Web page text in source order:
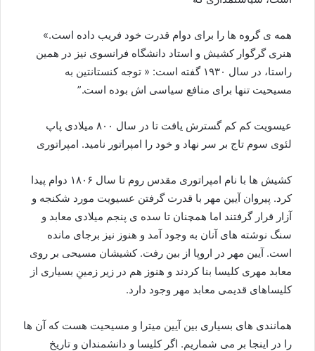
همه ی گروه ها را برای دوام قدرت خود فریب داده است.»
هنری گرگوار کشیش و استاد دانشگاه فرانسوی نیز در همین
راستا، در سال ۱۹۳۰ گفته است: « توجه کنستانتین به
مسیحیت تنها برای منافع سیاسی اش بوده است.”
عیسویت کم کم گسترش یافت تا در سال ۸۰۰ میلادی پاپ
لئوی سوم تاج بر سر نهاد و خود را امپراتور نامید. امپراتوری
کشیش ها با نام امپراتوری مقدس روم تا سال ۱۸۰۶ دوام پیدا
کرد. پیروان آیین مهر با قدرت گرفتن عسیویت مورد شکنجه و
آزار قرار گرفتند اما همچنان تا سده ی پنجم میلادی معابد و
سنگ نوشته های آنان به وجود آمد و هنوز نیز برجای مانده
است. آیین مهر در اروپا از بین رفت. کشیشان مسیحی بر روی
معابد مهری کلیسا بنا کردند و هنوز هم در زیر زمینِ بسیاری از
کلیساهای قدیمی معابد مهر وجود دارد.
همانندی های بسیاری بین آیین میترا و مسیحیت هست که آن ها
را در اینجا بر می شماریم. اگر کلیسا و دانشمندان و تاریخ